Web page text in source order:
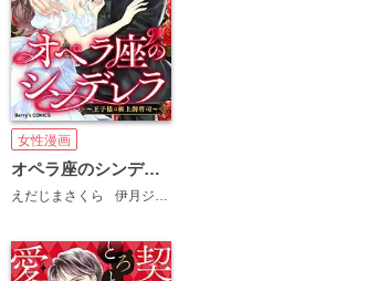
女性漫画
オペラ座のシンデレラ～王子様は極上御曹司～
えだじまさくら 伊月ジュイ